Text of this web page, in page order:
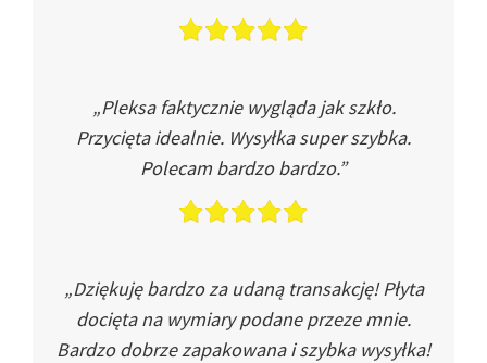
„Pleksa faktycznie wygląda jak szkło.
Przycięta idealnie. Wysyłka super szybka.
Polecam bardzo bardzo.”
„Dziękuję bardzo za udaną transakcję! Płyta
docięta na wymiary podane przeze mnie.
Bardzo dobrze zapakowana i szybka wysyłka!